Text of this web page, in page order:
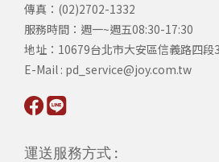
傳真：(02)2702-1332
服務時間：週一~週五08:30-17:30
地址：10679台北市大安區信義路四段
​E-Mail : pd_service@joy.com.tw
運送服務方式 :